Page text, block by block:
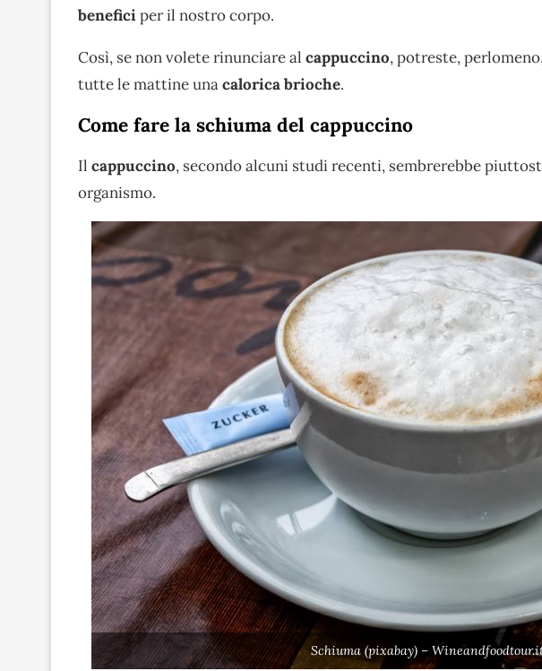
beneficiper il nostro corpo.
Così, se non volete rinunciare al cappuccino, potreste,
tutte le mattine unacalorica brioche.
Come fare la schiuma del cappuccino
Il cappuccino, secondo alcuni studi recenti, sembrerebbe
organismo.
Schiuma (pixabay) –